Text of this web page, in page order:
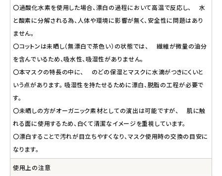
〇過酸化水素を使用した場合、漂白の過程において高温で反応し、 水
と酸素に分解される為、人体や環境に影響が無く、安全性に問題はあり
ません。
〇コットンは未晒し（無漂白で茶色い）の状態では、 繊維が微量の油分
を含んでいるため、吸水性、吸湿性がありません。
〇本マスクの特長の中に、 のどの保湿とマスクに水滴がつきにくいと
いう点があります。 吸湿性を持たせるために漂白、脱脂の工程が必要で
す。
〇未晒しの方がオーガニック素材としての演出は可能ですが、 肌に触
れる面に使用するため、白くて清潔なイメージを重視しています。
〇漂白することで汚れが目立ちやすくなり、マスク使用時の交換の目安に
なります。
使用上の注意